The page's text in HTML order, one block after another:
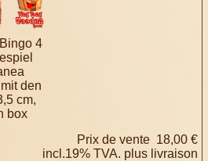
4
den
cm,
box
Prix ​​de vente 18,00 €
incl.19% TVA. plus livraison